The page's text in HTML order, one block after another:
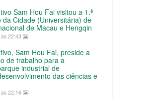
Sam Hou Fai visitou a 1.ª
da Cidade (Universitária) de
de Macau e Hengqin
22:43
Sam Hou Fai, preside a
de trabalho para a
industrial de
das ciências e
22:16